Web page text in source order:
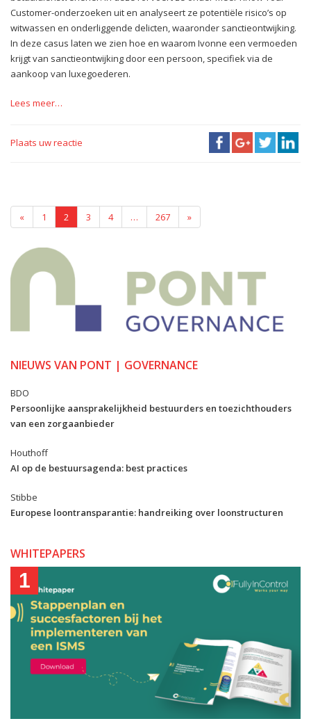
Customer-onderzoeken uit en analyseert ze potentiële risico’s op
witwassen en onderliggende delicten, waaronder sanctieontwijking.
In deze casus laten we zien hoe en waarom Ivonne een vermoeden
krijgt van sanctieontwijking door een persoon, specifiek via de
aankoop van luxegoederen.
Lees meer…
Plaats uw reactie
« 1 2 3 4 … 267 »
NIEUWS VAN PONT | GOVERNANCE
BDO
Persoonlijke aansprakelijkheid bestuurders en toezichthouders
van een zorgaanbieder
Houthoff
AI op de bestuursagenda: best practices
Stibbe
Europese loontransparantie: handreiking over loonstructuren
WHITEPAPERS
1